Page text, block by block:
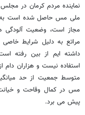
نماینده مردم کرمان در
مراتع به دلیل شرایط
داشته ایم از بین رفته
استفاده نیست و هزاران
متوسط جمعیت از حد
مس در کمال وقاحت و
پیش می برد.